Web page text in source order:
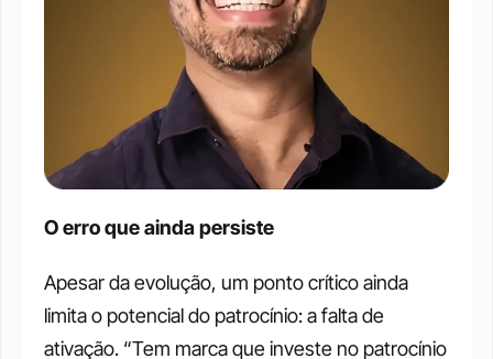
O erro que ainda persiste
Apesar da evolução, um ponto crítico ainda
limita o potencial do patrocínio: a falta de
ativação. “Tem marca que investe no patrocínio